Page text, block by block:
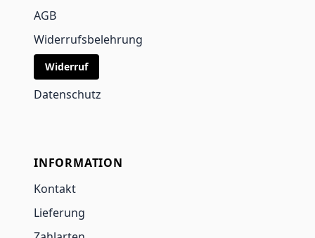
AGB
Widerrufsbelehrung
Widerruf
Datenschutz
INFORMATION
Kontakt
Lieferung